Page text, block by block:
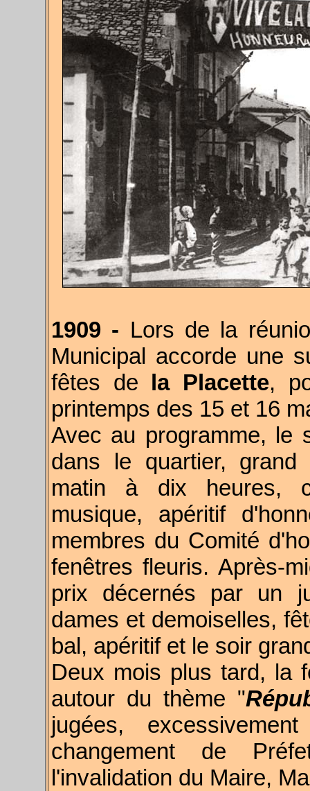
1909 - Lors de la
Municipal accorde une
fêtes de la Placette,
printemps des 15 et 16
Avec au programme, le
dans le quartier,
matin à dix heures,
musique, apéritif
membres du Comité
fenêtres fleuris. Après-
prix décernés par un
dames et demoiselles,
bal, apéritif et le soir
Deux mois plus tard, la
autour du thème "
jugées,
changement de
l'invalidation du Maire,